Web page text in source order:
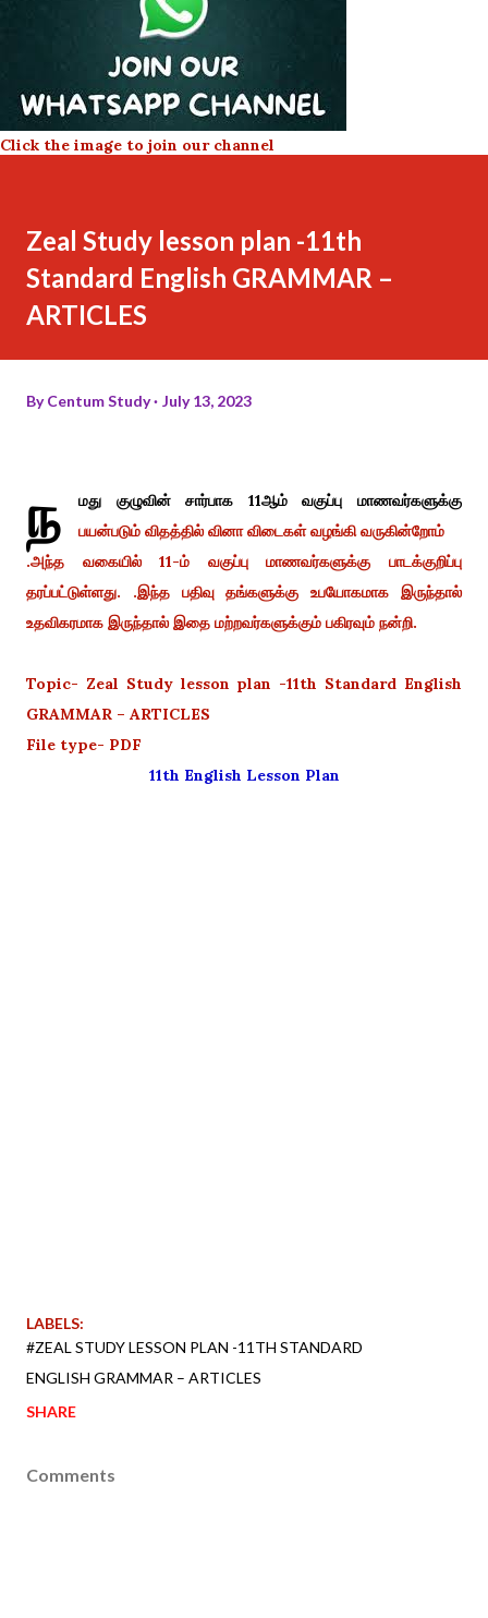
Click the image to join our channel
Zeal Study lesson plan -11th
Standard English GRAMMAR –
ARTICLES
ByCentum Study July 13, 2023
ந
மது குழுவின் சார்பாக 11ஆம் வகுப்பு மாணவர்களுக்கு
பயன்படும் விதத்தில் வினா விடைகள் வழங்கி வருகின்றோம்
.அந்த வகையில் 11-ம் வகுப்பு மாணவர்களுக்கு பாடக்குறிப்பு
தரப்பட்டுள்ளது. .இந்த பதிவு தங்களுக்கு உபயோகமாக இருந்தால்
உதவிகரமாக இருந்தால் இதை மற்றவர்களுக்கும் பகிரவும் நன்றி.
Topic- Zeal Study lesson plan -11th Standard English
GRAMMAR – ARTICLES
File type- PDF
11th English Lesson Plan
LABELS:
#ZEAL STUDY LESSON PLAN -11TH STANDARD
ENGLISH GRAMMAR – ARTICLES
SHARE
Comments